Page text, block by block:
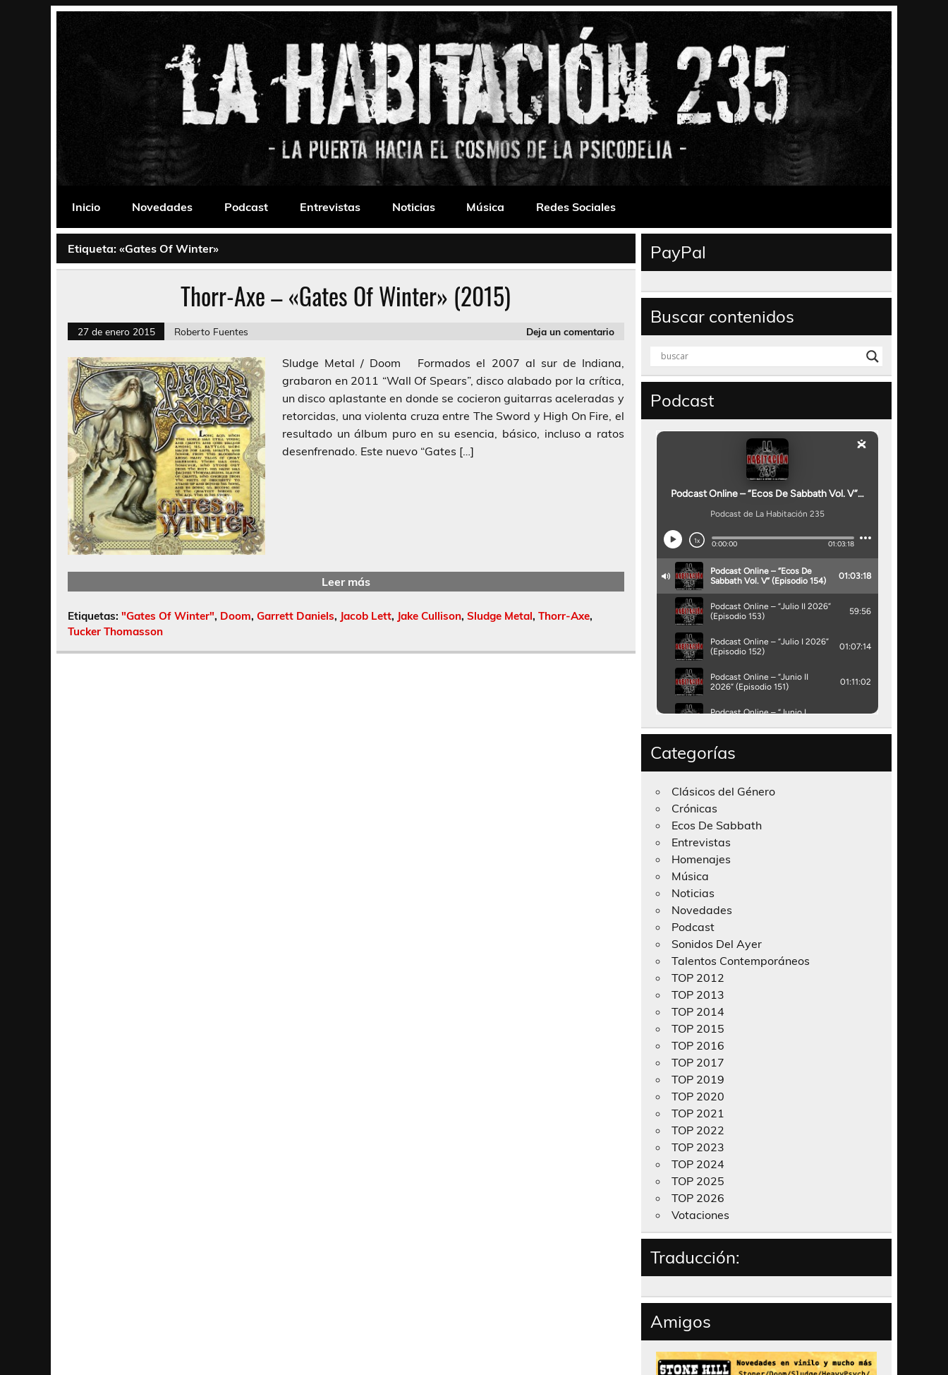
La Habitación 235
Inicio
Novedades Podcast Entrevistas Noticias Música Redes Sociales
Etiqueta: «Gates Of Winter»
Thorr-Axe – «Gates Of Winter» (2015)
27 de enero 2015 Roberto Fuentes Deja un comentario
Sludge Metal / Doom Formados el 2007 al sur de Indiana,
grabaron en 2011 “Wall Of Spears”, disco alabado por la crítica,
un disco aplastante en donde se cocieron guitarras aceleradas y
retorcidas, una violenta cruza entre The Sword y High On Fire, el
resultado un álbum puro en su esencia, básico, incluso a ratos
desenfrenado. Este nuevo “Gates […]
Leer más
Etiquetas: "Gates Of Winter", Doom, Garrett Daniels, Jacob Lett, Jake Cullison, Sludge Metal, Thorr-Axe,
Tucker Thomasson
PayPal
Buscar contenidos
Podcast
Categorías
Clásicos del Género
Crónicas
Ecos De Sabbath
Entrevistas
Homenajes
Música
Noticias
Novedades
Podcast
Sonidos Del Ayer
Talentos Contemporáneos
TOP 2012
TOP 2013
TOP 2014
TOP 2015
TOP 2016
TOP 2017
TOP 2019
TOP 2020
TOP 2021
TOP 2022
TOP 2023
TOP 2024
TOP 2025
TOP 2026
Votaciones
Traducción:
Amigos